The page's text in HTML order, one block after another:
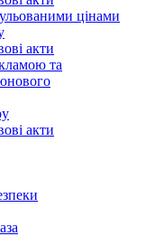
цінами
акти
та
акти